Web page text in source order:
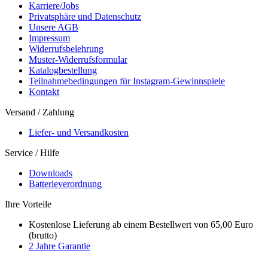
Karriere/Jobs
Privatsphäre und Datenschutz
Unsere AGB
Impressum
Widerrufsbelehrung
Muster-Widerrufsformular
Katalogbestellung
Teilnahmebedingungen für Instagram-Gewinnspiele
Kontakt
Versand / Zahlung
Liefer- und Versandkosten
Service / Hilfe
Downloads
Batterieverordnung
Ihre Vorteile
Kostenlose Lieferung ab einem Bestellwert von 65,00 Euro
(brutto)
2 Jahre Garantie